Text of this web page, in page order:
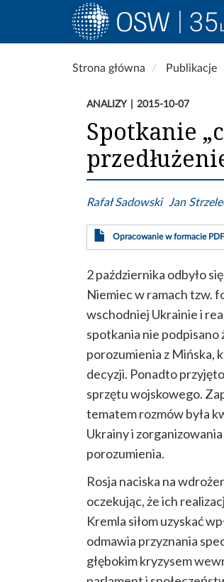
Main
navigation
Strona główna Publikacje
ANALIZY 2015-10-07
Spotkanie
Rafał Sadowski Jan
Opracowanie w formacie PDF
2 października odbyło
Niemiec w ramach tzw.
wschodniej Ukrainie i
spotkania nie podpisano
porozumienia z Mińska,
decyzji. Ponadto
sprzętu wojskowego.
tematem rozmów była
Ukrainy i
porozumienia.
Rosja naciska na
oczekując, że ich
Kremla siłom uzyskać
odmawia przyznania
głębokim kryzysem